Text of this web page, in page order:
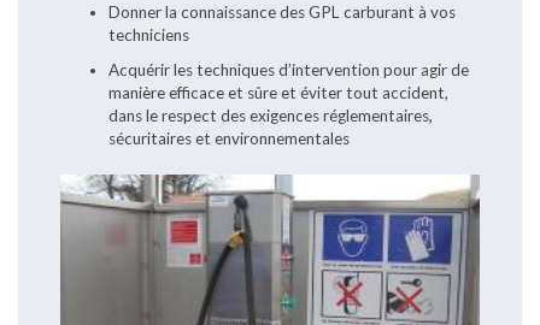
Donner la connaissance des GPL carburant à vos
techniciens
Acquérir les techniques d’intervention pour agir de
manière efficace et sûre et éviter tout accident,
dans le respect des exigences réglementaires,
sécuritaires et environnementales